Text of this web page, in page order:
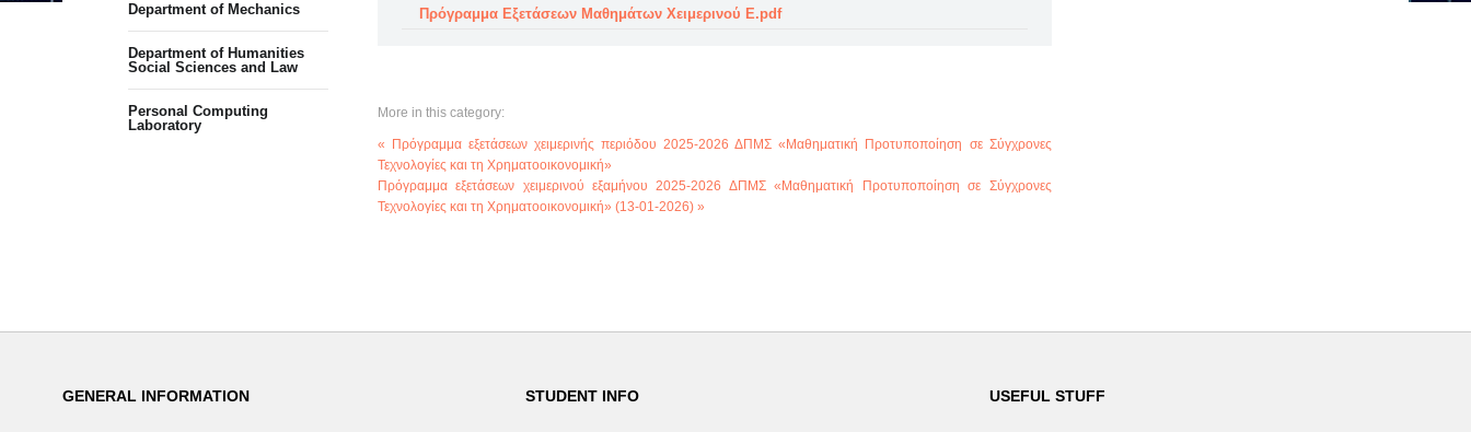
Πρόγραμμα Εξετάσεων Μαθημάτων Χειμερινού Ε.pdf
More in this category:
« Πρόγραμμα εξετάσεων χειμερινής περιόδου 2025-2026 ΔΠΜΣ «Μαθηματική Προτυποποίηση σε Σύγχρονες
Τεχνολογίες και τη Χρηματοοικονομική»
Πρόγραμμα εξετάσεων χειμερινού εξαμήνου 2025-2026 ΔΠΜΣ «Μαθηματική Προτυποποίηση σε Σύγχρονες
Τεχνολογίες και τη Χρηματοοικονομική» (13-01-2026) »
Department of Mechanics
Department of Humanities
Social Sciences and Law
Personal Computing
Laboratory
GENERAL INFORMATION STUDENT INFO USEFUL STUFF